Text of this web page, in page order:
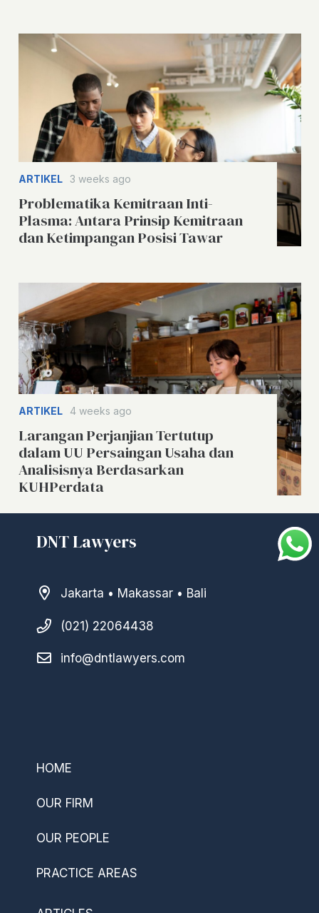
ARTIKEL 3 weeks ago
Problematika Kemitraan Inti-
Plasma: Antara Prinsip Kemitraan
dan Ketimpangan Posisi Tawar
ARTIKEL 4 weeks ago
Larangan Perjanjian Tertutup
dalam UU Persaingan Usaha dan
Analisisnya Berdasarkan
KUHPerdata
DNT Lawyers
Jakarta • Makassar • Bali
(021) 22064438
info@dntlawyers.com
HOME
OUR FIRM
OUR PEOPLE
PRACTICE AREAS